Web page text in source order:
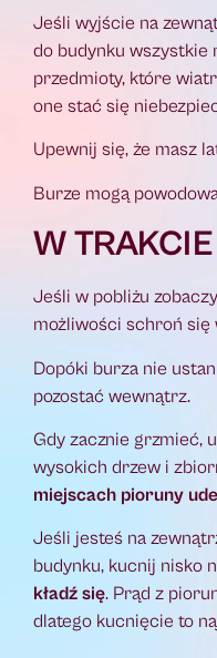
Jeśli wyjście na
do budynku wszystkie
przedmioty, które
one stać się
Upewnij się, że masz
Burze mogą
W TRAKCIE
Jeśli w pobliżu
możliwości schroń się
Dopóki burza nie
pozostać wewnątrz.
Gdy zacznie grzmieć,
wysokich drzew i
miejscach pioruny
Jeśli jesteś na
budynku, kucnij nisko
kładź się. Prąd z
dlatego kucnięcie to